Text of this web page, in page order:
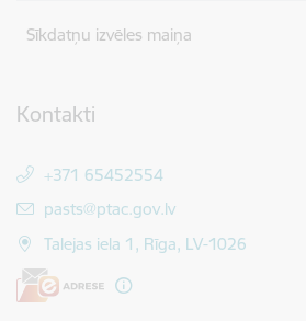
Sīkdatņu izvēles maiņa
Kontakti
+371 65452554
E-pasts:
pasts@ptac.gov.lv
Talejas iela 1, Rīga, LV-1026